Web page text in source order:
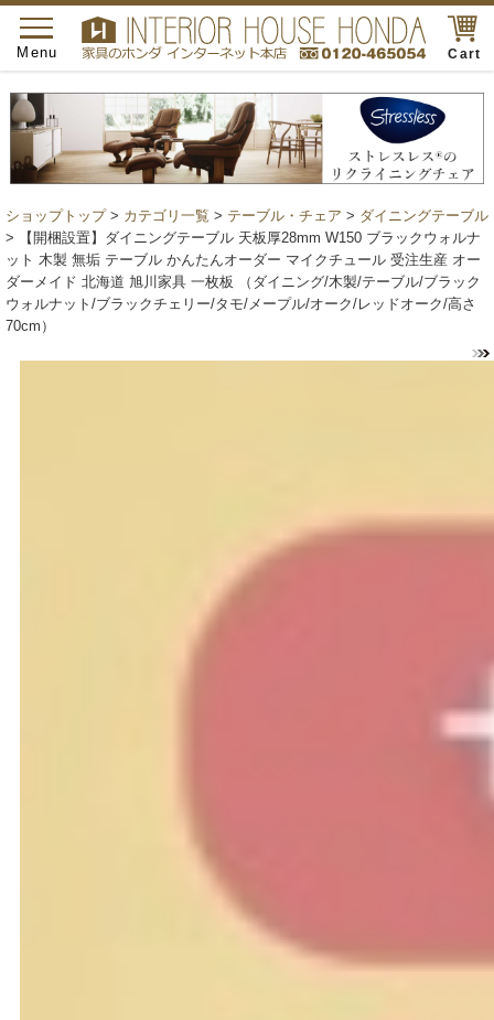
Cart
toggle
navigation
Menu
ショップトップ> カテゴリ一覧 > テーブル・チェア > ダイニングテーブル
> 【開梱設置】ダイニングテーブル 天板厚28mm W150 ブラックウォルナ
ット 木製 無垢 テーブル かんたんオーダー マイクチュール 受注生産 オー
ダーメイド 北海道 旭川家具 一枚板 （ダイニング/木製/テーブル/ブラック
ウォルナット/ブラックチェリー/タモ/メープル/オーク/レッドオーク/高さ
70cm）